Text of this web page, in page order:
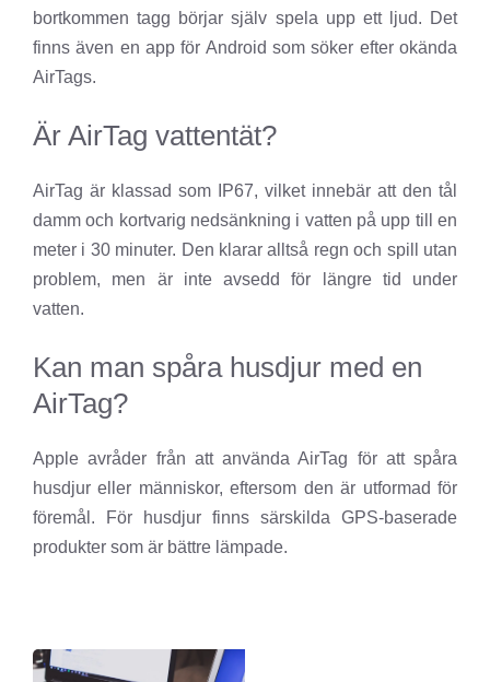
bortkommen tagg börjar själv spela upp ett ljud. Det
finns även en app för Android som söker efter okända
AirTags.
Är AirTag vattentät?
AirTag är klassad som IP67, vilket innebär att den tål
damm och kortvarig nedsänkning i vatten på upp till en
meter i 30 minuter. Den klarar alltså regn och spill utan
problem, men är inte avsedd för längre tid under
vatten.
Kan man spåra husdjur med en
AirTag?
Apple avråder från att använda AirTag för att spåra
husdjur eller människor, eftersom den är utformad för
föremål. För husdjur finns särskilda GPS-baserade
produkter som är bättre lämpade.